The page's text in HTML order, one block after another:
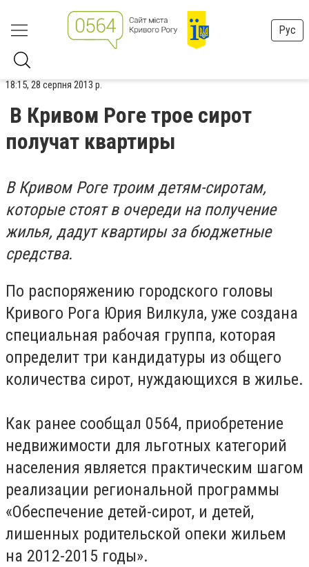
Рус
18:15, 28 серпня 2013 р.
В Кривом Роге трое сирот
получат квартиры
В Кривом Роге троим детям-сиротам,
которые стоят в очереди на получение
жилья, дадут квартиры за бюджетные
средства.
По распоряжению городского головы
Кривого Рога Юрия Вилкула, уже создана
специальная рабочая группа, которая
определит три кандидатуры из общего
количества сирот, нуждающихся в жилье.
Как ранее сообщал 0564, приобретение
недвижимости для льготных категорий
населения является практическим шагом
реализации региональной программы
«Обеспечение детей-сирот, и детей,
лишенных родительской опеки жильем
на 2012-2015 годы».